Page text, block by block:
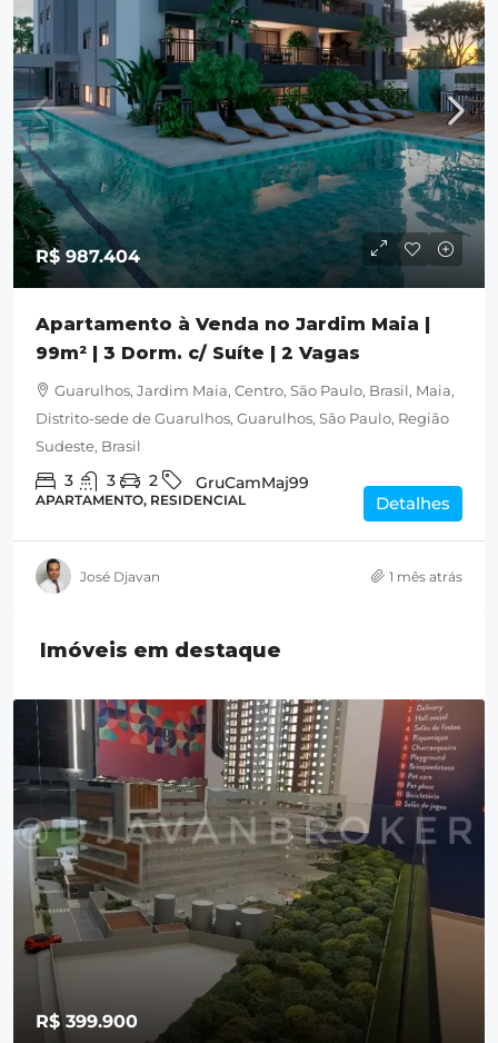
R$ 987.404
Apartamento à Venda no Jardim Maia |
99m² | 3 Dorm. c/ Suíte | 2 Vagas
Guarulhos, Jardim Maia, Centro, São Paulo, Brasil, Maia,
Distrito-sede de Guarulhos, Guarulhos, São Paulo, Região
Sudeste, Brasil
3 3 2 GruCamMaj99
APARTAMENTO, RESIDENCIAL Detalhes
José Djavan 1 mês atrás
Imóveis em destaque
R$ 399.900